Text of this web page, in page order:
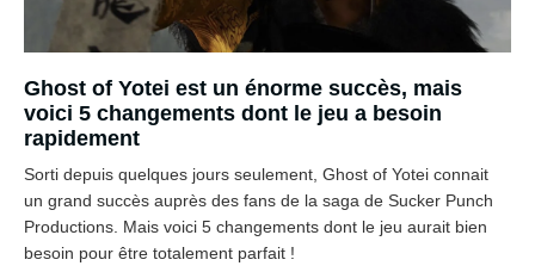
Ghost of Yotei est un énorme succès, mais
voici 5 changements dont le jeu a besoin
rapidement
Sorti depuis quelques jours seulement, Ghost of Yotei connait
un grand succès auprès des fans de la saga de Sucker Punch
Productions. Mais voici 5 changements dont le jeu aurait bien
besoin pour être totalement parfait !